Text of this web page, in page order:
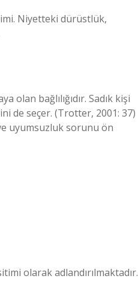
Niyetteki dürüstlük,
olan bağlılığıdır. Sadık kişi
de seçer. (Trotter, 2001: 37)
uyumsuzluk sorunu ön
olarak adlandırılmaktadır.